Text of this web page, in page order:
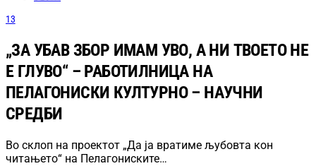
13
„ЗА УБАВ ЗБОР ИМАМ УВО, А НИ ТВОЕТО НЕ
Е ГЛУВО“ – РАБОТИЛНИЦА НА
ПЕЛАГОНИСКИ КУЛТУРНО – НАУЧНИ
СРЕДБИ
Во склоп на проектот „Да ја вратиме љубовта кон
читањето“ на Пелагониските…